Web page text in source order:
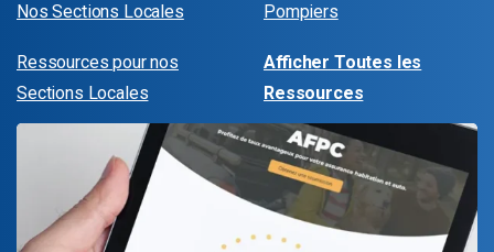
Nos Sections Locales
Ressources pour nos
Sections Locales
Pompiers
Afficher Toutes les
Ressources